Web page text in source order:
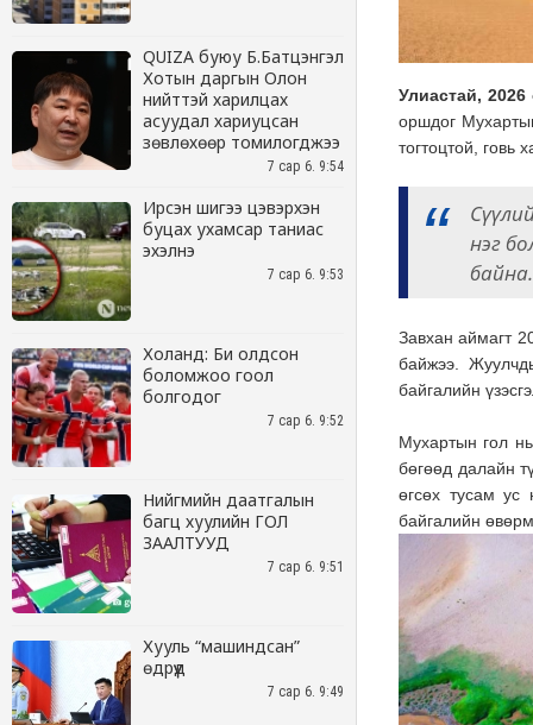
QUIZA буюу Б.Батцэнгэл
Хотын даргын Олон
нийттэй харилцах
асуудал хариуцсан
зөвлөхөөр томилогджээ
7 сар 6. 9:54
Ирсэн шигээ цэвэрхэн
буцах ухамсар таниас
эхэлнэ
7 сар 6. 9:53
Холанд: Би олдсон
боломжоо гоол
болгодог
7 сар 6. 9:52
Нийгмийн даатгалын
багц хуулийн ГОЛ
ЗААЛТУУД
7 сар 6. 9:51
Хууль “машиндсан”
өдрүүд
7 сар 6. 9:49